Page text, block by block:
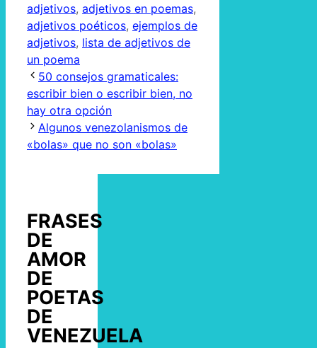
adjetivos, adjetivos en poemas,
adjetivos poéticos, ejemplos de
adjetivos, lista de adjetivos de
un poema
50 consejos gramaticales:
escribir bien o escribir bien, no
hay otra opción
Algunos venezolanismos de
«bolas» que no son «bolas»
FRASES
DE
AMOR
DE
POETAS
DE
VENEZUELA